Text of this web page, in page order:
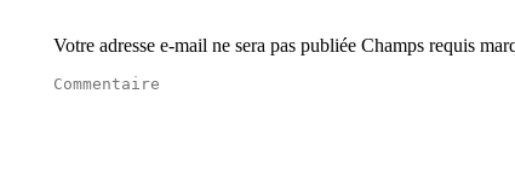
Votre adresse e-mail ne sera pas publiée Champs requis
Commentaire